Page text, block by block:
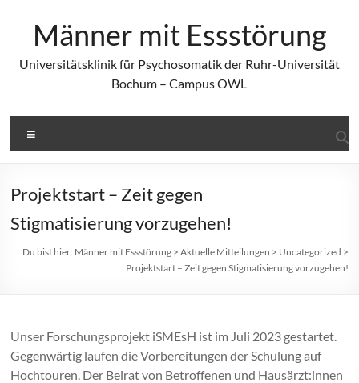
springenMänner mit Essstörung
Universitätsklinik für Psychosomatik der Ruhr-Universität
Bochum – Campus OWL
Projektstart – Zeit gegen
Stigmatisierung vorzugehen!
Du bist hier: Männer mit Essstörung> Aktuelle Mitteilungen > Uncategorized >
Projektstart – Zeit gegen Stigmatisierung vorzugehen!
Unser Forschungsprojekt iSMEsH ist im Juli 2023 gestartet.
Gegenwärtig laufen die Vorbereitungen der Schulung auf
Hochtouren. Der Beirat von Betroffenen und Hausärzt:innen